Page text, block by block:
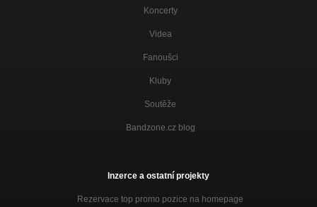
Koncerty
Videa
Fanoušci
Kluby
Soutěže
Bandzone.cz blog
Inzerce a ostatní projekty
Rezervace top promo pozice na homepage